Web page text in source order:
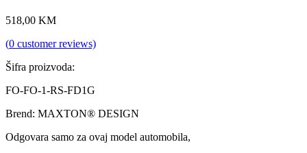
518,00 KM
(0 customer reviews)
Šifra proizvoda:
FO-FO-1-RS-FD1G
Brend: MAXTON® DESIGN
Odgovara samo za ovaj model automobila,